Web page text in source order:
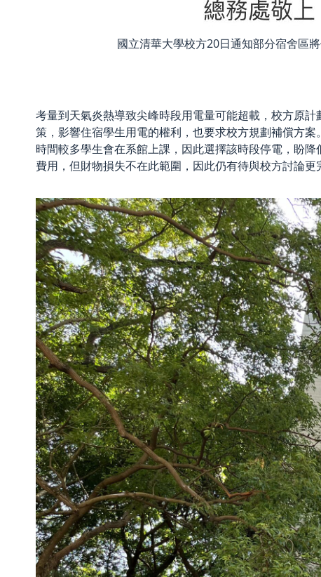
國立清華大學校方20日通知部分宿舍區
考量到天氣炎熱導致尖峰時段用電量可能超載，校方原
策，影響住宿學生用電的權利，也要求校方規劃補償方案
時間較多學生會在系館上課，因此選擇該時段停電，盼
費用，但財物損失不在此範圍，因此仍有待與校方討論更